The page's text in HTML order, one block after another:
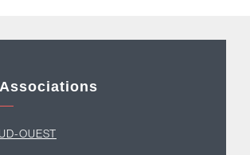
OUEST